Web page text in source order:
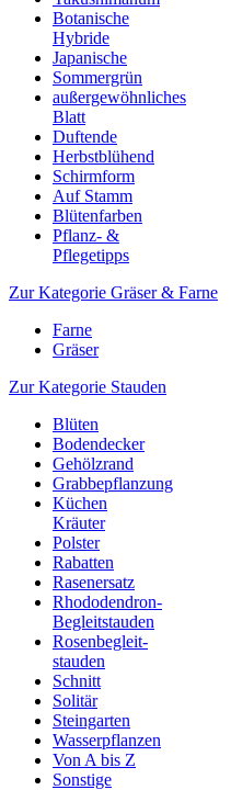
Botanische
Hybride
Japanische
Sommergrün
außergewöhnliches
Blatt
Duftende
Herbstblühend
Schirmform
Auf Stamm
Blütenfarben
Pflanz- &
Pflegetipps
Zur Kategorie Gräser & Farne
Farne
Gräser
Zur Kategorie Stauden
Blüten
Bodendecker
Gehölzrand
Grabbepflanzung
Küchen
Kräuter
Polster
Rabatten
Rasenersatz
Rhododendron-
Begleitstauden
Rosenbegleit-
stauden
Schnitt
Solitär
Steingarten
Wasserpflanzen
Von A bis Z
Sonstige